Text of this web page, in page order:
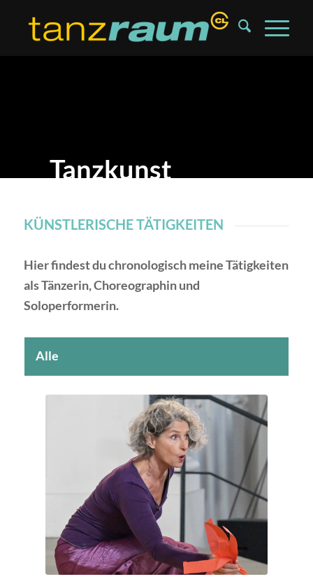
Tanzkunst
KÜNSTLERISCHE TÄTIGKEITEN
Hier findest du chronologisch meine Tätigkeiten
als Tänzerin, Choreographin und
Soloperformerin.
Alle